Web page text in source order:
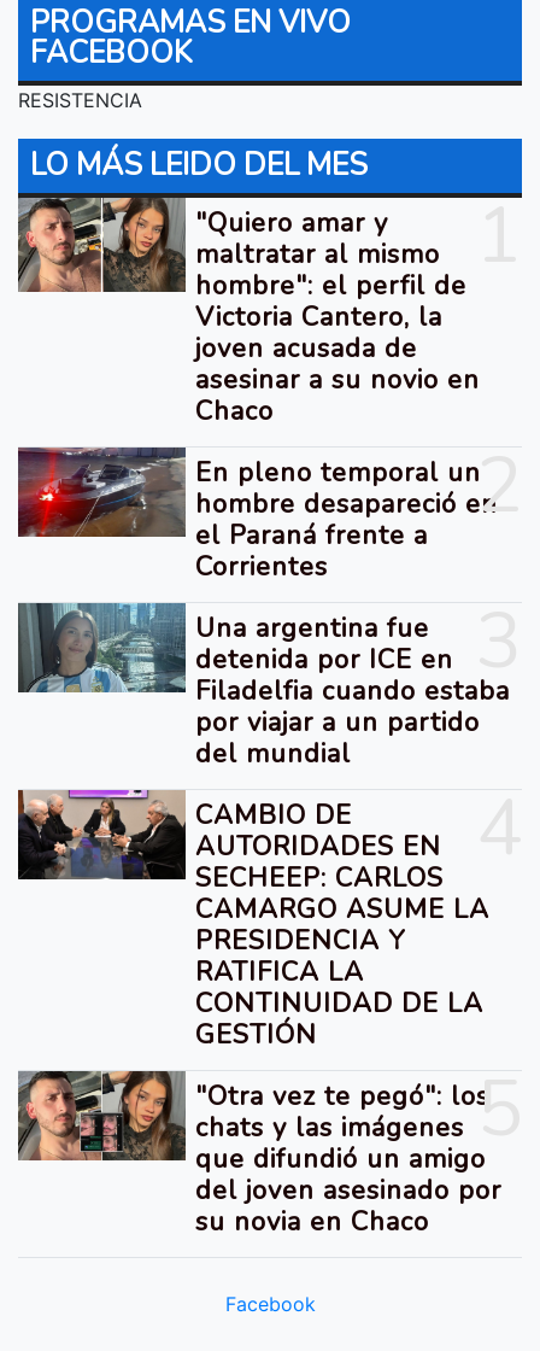
PROGRAMAS EN VIVO
FACEBOOK
RESISTENCIA
LO MÁS LEIDO DEL MES
"Quiero amar y
maltratar al mismo
hombre": el perfil de
Victoria Cantero, la
joven acusada de
asesinar a su novio en
Chaco
2
En pleno temporal un
hombre desapareció en
el Paraná frente a
Corrientes
Una argentina fue
detenida por ICE en
Filadelfia cuando estaba
por viajar a un partido
del mundial
CAMBIO DE
AUTORIDADES EN
SECHEEP: CARLOS
CAMARGO ASUME LA
PRESIDENCIA Y
RATIFICA LA
CONTINUIDAD DE LA
GESTIÓN
5
"Otra vez te pegó": los
chats y las imágenes
que difundió un amigo
del joven asesinado por
su novia en Chaco
Facebook